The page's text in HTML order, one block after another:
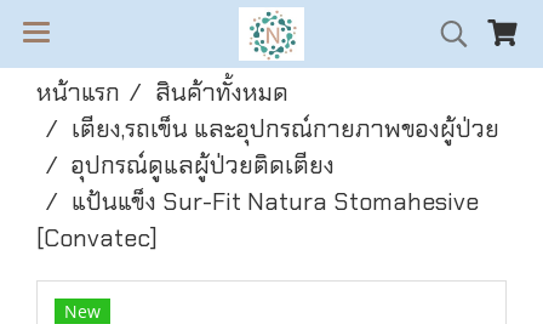
หน้าแรก
สินค้าทั้งหมด
เตียง,รถเข็น และอุปกรณ์กายภาพของผู้ป่วย
อุปกรณ์ดูแลผู้ป่วยติดเตียง
แป้นแข็ง Sur-Fit Natura Stomahesive
[Convatec]
New